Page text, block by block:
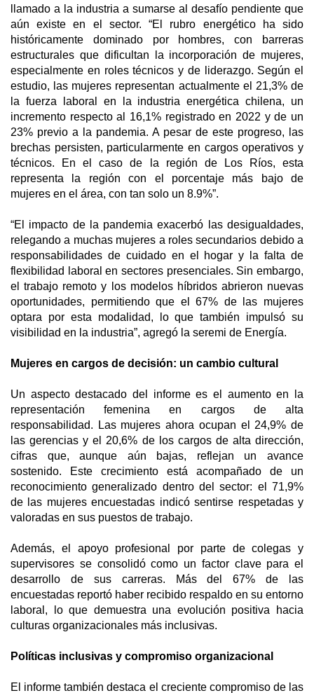
llamado a la industria a sumarse al desafío pendiente que
aún existe en el sector. “El rubro energético ha sido
históricamente dominado por hombres, con barreras
estructurales que dificultan la incorporación de mujeres,
especialmente en roles técnicos y de liderazgo. Según el
estudio, las mujeres representan actualmente el 21,3% de
la fuerza laboral en la industria energética chilena, un
incremento respecto al 16,1% registrado en 2022 y de un
23% previo a la pandemia. A pesar de este progreso, las
brechas persisten, particularmente en cargos operativos y
técnicos. En el caso de la región de Los Ríos, esta
representa la región con el porcentaje más bajo de
mujeres en el área, con tan solo un 8.9%”.
“El impacto de la pandemia exacerbó las desigualdades,
relegando a muchas mujeres a roles secundarios debido a
responsabilidades de cuidado en el hogar y la falta de
flexibilidad laboral en sectores presenciales. Sin embargo,
el trabajo remoto y los modelos híbridos abrieron nuevas
oportunidades, permitiendo que el 67% de las mujeres
optara por esta modalidad, lo que también impulsó su
visibilidad en la industria”, agregó la seremi de Energía.
Mujeres en cargos de decisión: un cambio cultural
Un aspecto destacado del informe es el aumento en la
representación femenina en cargos de alta
responsabilidad. Las mujeres ahora ocupan el 24,9% de
las gerencias y el 20,6% de los cargos de alta dirección,
cifras que, aunque aún bajas, reflejan un avance
sostenido. Este crecimiento está acompañado de un
reconocimiento generalizado dentro del sector: el 71,9%
de las mujeres encuestadas indicó sentirse respetadas y
valoradas en sus puestos de trabajo.
Además, el apoyo profesional por parte de colegas y
supervisores se consolidó como un factor clave para el
desarrollo de sus carreras. Más del 67% de las
encuestadas reportó haber recibido respaldo en su entorno
laboral, lo que demuestra una evolución positiva hacia
culturas organizacionales más inclusivas.
Políticas inclusivas y compromiso organizacional
El informe también destaca el creciente compromiso de las